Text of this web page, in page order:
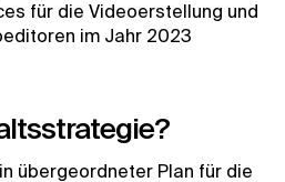
für die Videoerstellung und
im Jahr 2023
übergeordneter Plan für die